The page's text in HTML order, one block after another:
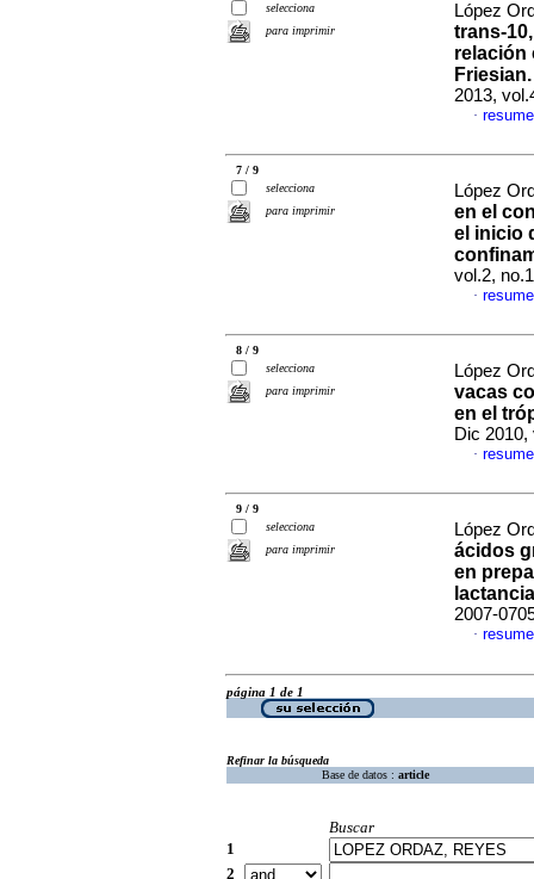
selecciona
para imprimir
López
trans-
relación
Friesian.
2013,
·
7 / 9
selecciona
para imprimir
López
en el
el inicio
vol.2,
·
8 / 9
selecciona
para imprimir
López
vacas
en el
Dic 2010,
·
9 / 9
selecciona
para imprimir
López
ácidos
en
lactancia
2007-
·
página 1 de 1
Refinar la búsqueda
Base de datos : article
Buscar
1
2